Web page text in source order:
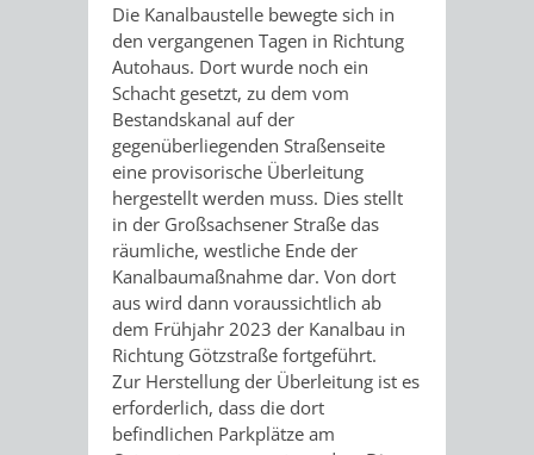
BERUF
STADTARCHIV
BENUTZUNG
MELDEKARTEI
/
FAMILIENFORSCHUNG
BESTANDSÜBERSICHT
VERÖFFENTLICHUNGEN
JÜDISCHE
SPUREN
IN
WEINHEIM
KRIEGERDENKMAL
PRAKTIKA
LEIHVERKEHR
DER
BIBLIOTHEK
SERVICE
FÜR
LEHRER/INNEN
&
ERZIEHER/INNEN
VERMIETUNG
VON
IM
ALTEN
RATHAUS
STADTARCHIV
BENUTZUNG
MELDEKARTEI
/ JÜDISCHE
MUSEUM
ZEIGMAL
-
APP
Die Kanalbaustelle bewegte sich in
den vergangenen Tagen in Richtung
Autohaus. Dort wurde noch ein
Schacht gesetzt, zu dem vom
Bestandskanal auf der
gegenüberliegenden Straßenseite
eine provisorische Überleitung
hergestellt werden muss. Dies stellt
in der Großsachsener Straße das
räumliche, westliche Ende der
Kanalbaumaßnahme dar. Von dort
aus wird dann voraussichtlich ab
dem Frühjahr 2023 der Kanalbau in
Richtung Götzstraße fortgeführt.
Zur Herstellung der Überleitung ist es
erforderlich, dass die dort
befindlichen Parkplätze am